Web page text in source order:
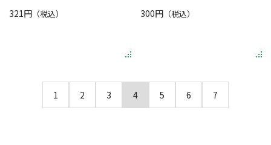
321円 （税込）
300円（税込）
1 2 3 4 5 6 7